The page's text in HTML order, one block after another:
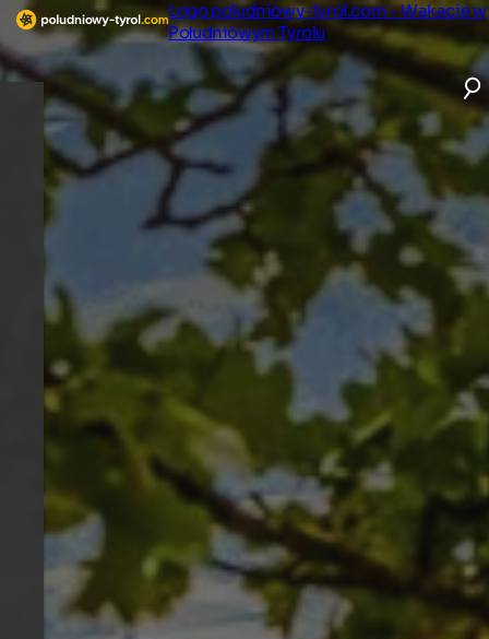
Logo poludniowy-tyrol.com - Wakacje w
Południowym Tyrolu